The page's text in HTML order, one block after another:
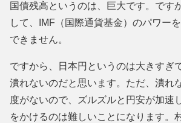
国債残高というのは、巨大です。です
して、IMF（国際通貨基金）のパワー
できません。
ですから、日本円というのは大きすぎ
潰れないのだと思います。ただ、潰れ
度がないので、ズルズルと円安が加速
をかけるのは難しいことになります。